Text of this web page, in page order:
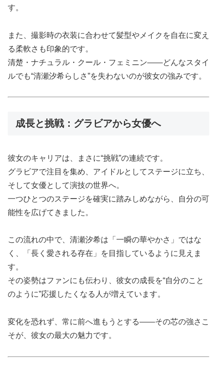
す。
また、撮影時の衣装に合わせて髪型やメイクを自在に変え
る柔軟さも印象的です。
清楚・ナチュラル・クール・フェミニン――どんなスタイ
ルでも“清瀬汐希らしさ”を失わないのが彼女の強みです。
成長と挑戦：グラビアから女優へ
彼女のキャリアは、まさに“挑戦”の連続です。
グラビアで注目を集め、アイドルとしてステージに立ち、
そして女優として演技の世界へ。
一つひとつのステージを確実に踏みしめながら、自分の可
能性を広げてきました。
この流れの中で、清瀬汐希は「一瞬の華やかさ」ではな
く、「長く愛される存在」を目指しているように見えま
す。
その姿勢はファンにも伝わり、彼女の成長を“自分のこと
のように”応援したくなる人が増えています。
変化を恐れず、常に前へ進もうとする――その芯の強さこ
そが、彼女の最大の魅力です。